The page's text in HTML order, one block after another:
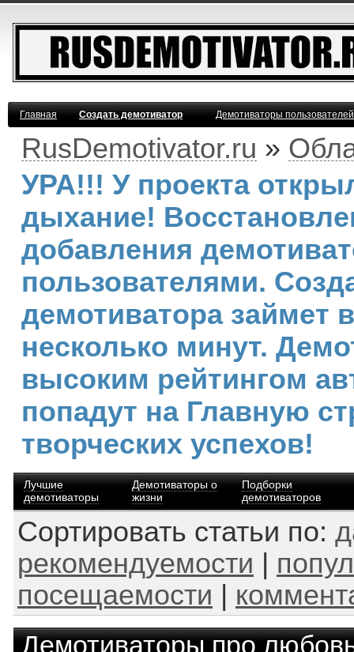
Главная Создать демотиватор Демотиваторы
RusDemotivator.ru »
УРА!!! У проекта
дыхание!
добавления
пользователями.
демотиватора займет
несколько минут.
высоким рейтингом
попадут на Главную
творческих успехов!
Лучшие
демотиваторы
Демотиваторы о
жизни
Подборки
демотиваторов
Сортировать статьи по:
рекомендуемости
посещаемости
Демотиваторы про